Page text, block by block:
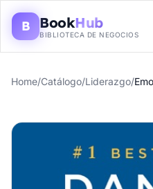
B BookHub
BIBLIOTECA DE NEGOCIOS
Home/Catálogo/Liderazgo/